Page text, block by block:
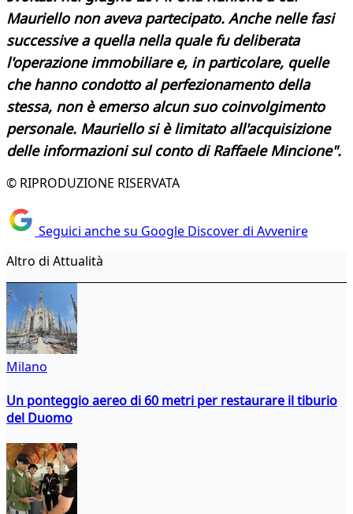
Mauriello non aveva partecipato. Anche nelle fasi
successive a quella nella quale fu deliberata
l'operazione immobiliare e, in particolare, quelle
che hanno condotto al perfezionamento della
stessa, non è emerso alcun suo coinvolgimento
personale. Mauriello si è limitato all'acquisizione
delle informazioni sul conto di Raffaele Mincione".
© RIPRODUZIONE RISERVATA
Seguici anche su Google Discover di Avvenire
Altro di Attualità
Milano
Un ponteggio aereo di 60 metri per restaurare il tiburio
del Duomo